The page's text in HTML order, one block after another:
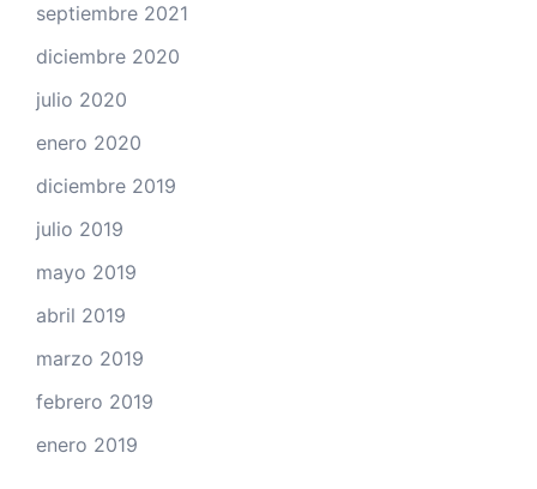
septiembre 2021
diciembre 2020
julio 2020
enero 2020
diciembre 2019
julio 2019
mayo 2019
abril 2019
marzo 2019
febrero 2019
enero 2019